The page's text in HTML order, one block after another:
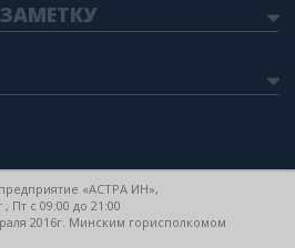
«АСТРА ИН»,
Пт c 09:00 до 21:00
2016г. Минским горисполкомом